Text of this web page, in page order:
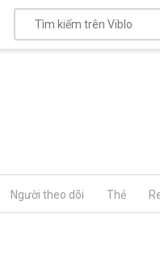
Người theo dõi Thẻ